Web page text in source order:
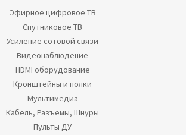
Эфирное цифровое ТВ
Спутниковое ТВ
Усиление сотовой связи
Видеонаблюдение
HDMI оборудование
Кронштейны и полки
Мультимедиа
Кабель, Разъемы, Шнуры
Пульты ДУ